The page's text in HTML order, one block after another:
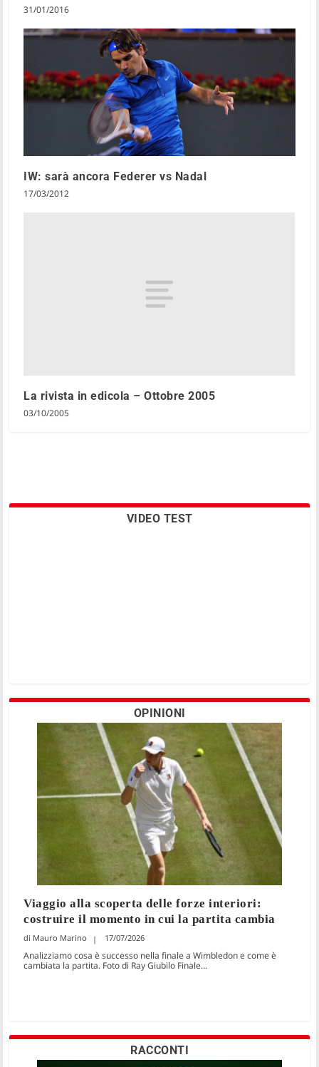
31/01/2016
IW: sarà ancora Federer vs Nadal
17/03/2012
La rivista in edicola – Ottobre 2005
03/10/2005
VIDEO TEST
OPINIONI
Viaggio alla scoperta delle forze interiori:
costruire il momento in cui la partita cambia
Mauro Marino 17/07/2026
Analizziamo cosa è successo nella finale a Wimbledon e come è
cambiata la partita. Foto di Ray Giubilo Finale...
RACCONTI